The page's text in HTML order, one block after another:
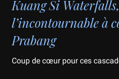
Kuang Si Waterfalls,
l’incontournable à
Prabang
Coup de cœur pour ces